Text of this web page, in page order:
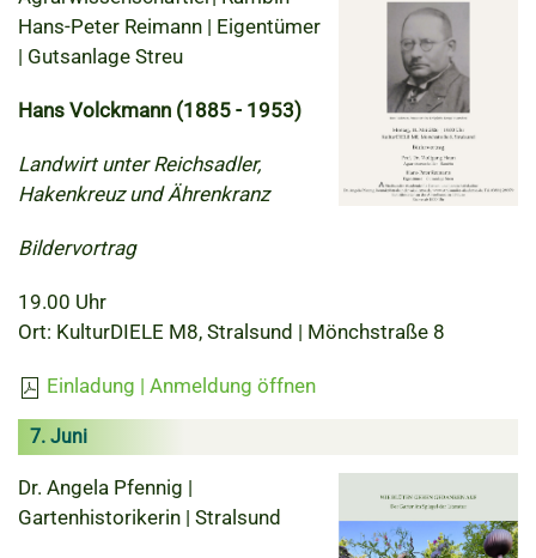
Hans-Peter Reimann | Eigentümer
| Gutsanlage Streu
Hans Volckmann (1885 - 1953)
Landwirt unter Reichsadler,
Hakenkreuz und Ährenkranz
Bildervortrag
19.00 Uhr
Ort: KulturDIELE M8, Stralsund | Mönchstraße 8
Einladung | Anmeldung öffnen
7. Juni
Dr. Angela Pfennig |
Gartenhistorikerin | Stralsund